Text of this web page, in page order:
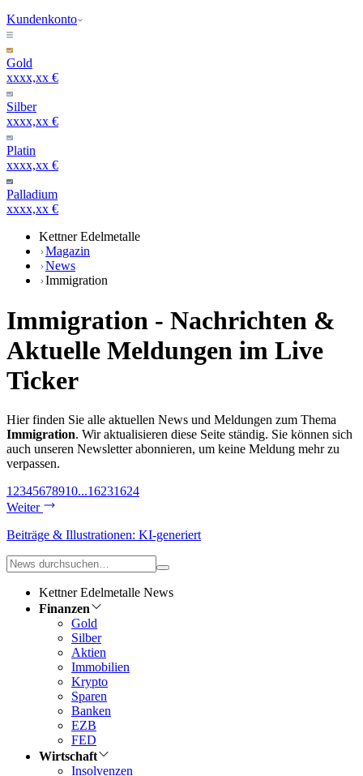
Kundenkonto
Gold
xxxx,xx €
Silber
xxxx,xx €
Platin
xxxx,xx €
Palladium
xxxx,xx €
Kettner Edelmetalle
Magazin
News
Immigration
Immigration - Nachrichten &
Aktuelle Meldungen im Live
Ticker
Hier finden Sie alle aktuellen News und Meldungen zum Thema
Immigration. Wir aktualisieren diese Seite ständig. Sie können sich
auch unseren Newsletter abonnieren, um keine Meldung mehr zu
verpassen.
1 2345678910...16231624
Weiter
Beiträge & Illustrationen: KI-generiert
Kettner Edelmetalle News
Finanzen
Gold
Silber
Aktien
Immobilien
Krypto
Sparen
Banken
EZB
FED
Wirtschaft
Insolvenzen